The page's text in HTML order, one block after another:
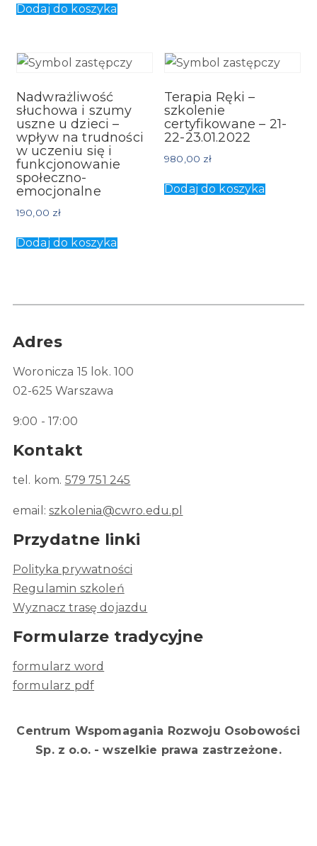
Dodaj do koszyka
Nadwrażliwość
słuchowa i szumy
uszne u dzieci –
wpływ na trudności
w uczeniu się i
funkcjonowanie
społeczno-
emocjonalne
190,00 zł
Dodaj do koszyka
Terapia Ręki –
szkolenie
certyfikowane – 21-
22-23.01.2022
980,00 zł
Dodaj do koszyka
Adres
Woronicza 15 lok. 100
02-625 Warszawa
9:00 - 17:00
Kontakt
tel. kom. 579 751 245
email:szkolenia@cwro.edu.pl
Przydatne linki
Polityka prywatności
Regulamin szkoleń
Wyznacz trasę dojazdu
Formularze tradycyjne
formularz word
formularz pdf
Centrum Wspomagania Rozwoju Osobowości
Sp. z o.o. - wszelkie prawa zastrzeżone.